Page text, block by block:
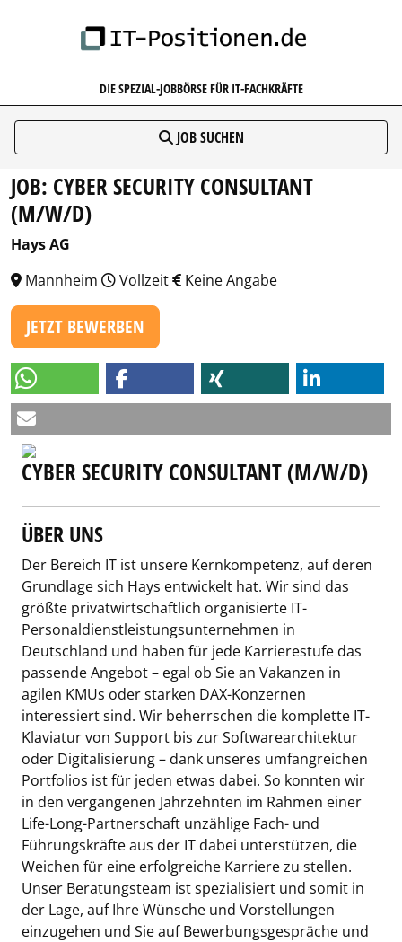
DIE SPEZIAL-JOBBÖRSE FÜR IT-FACHKRÄFTE
JOB SUCHEN
JOB: CYBER SECURITY CONSULTANT
(M/W/D)
Hays AG
Mannheim
Vollzeit Keine Angabe
JETZT BEWERBEN
CYBER SECURITY CONSULTANT (M/W/D)
ÜBER UNS
Der Bereich IT ist unsere Kernkompetenz, auf deren
Grundlage sich Hays entwickelt hat. Wir sind das
größte privatwirtschaftlich organisierte IT-
Personaldienstleistungsunternehmen in
Deutschland und haben für jede Karrierestufe das
passende Angebot – egal ob Sie an Vakanzen in
agilen KMUs oder starken DAX-Konzernen
interessiert sind. Wir beherrschen die komplette IT-
Klaviatur von Support bis zur Softwarearchitektur
oder Digitalisierung – dank unseres umfangreichen
Portfolios ist für jeden etwas dabei. So konnten wir
in den vergangenen Jahrzehnten im Rahmen einer
Life-Long-Partnerschaft unzählige Fach- und
Führungskräfte aus der IT dabei unterstützen, die
Weichen für eine erfolgreiche Karriere zu stellen.
Unser Beratungsteam ist spezialisiert und somit in
der Lage, auf Ihre Wünsche und Vorstellungen
einzugehen und Sie auf Bewerbungsgespräche und